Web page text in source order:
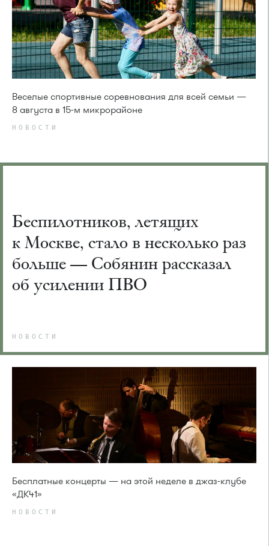
Веселые спортивные соревнования для всей семьи —
8 августа в 15-м микрорайоне
НОВОСТИ
Беспилотников, летящих
к Москве, стало в несколько раз
больше — Собянин рассказал
об усилении ПВО
НОВОСТИ
Бесплатные концерты — на этой неделе в джаз-клубе
«ДК41»
НОВОСТИ